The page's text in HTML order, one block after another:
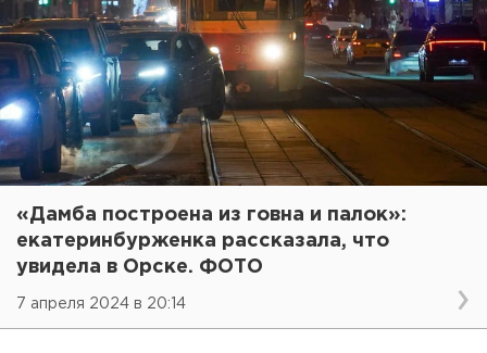
«Дамба построена из говна и палок»:
екатеринбурженка рассказала, что
увидела в Орске. ФОТО
7 апреля 2024 в 20:14